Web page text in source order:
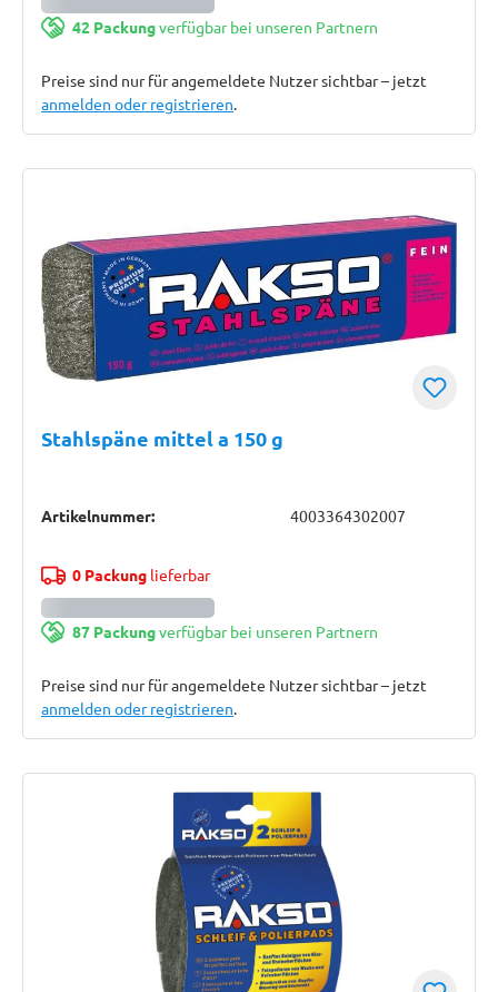
42 Packungverfügbar bei unseren Partnern
Preise sind nur für angemeldete Nutzer sichtbar – jetzt
anmelden oder registrieren.
Stahlspäne mittel a 150 g
Artikelnummer: 4003364302007
0 Packunglieferbar
87 Packungverfügbar bei unseren Partnern
Preise sind nur für angemeldete Nutzer sichtbar – jetzt
anmelden oder registrieren.